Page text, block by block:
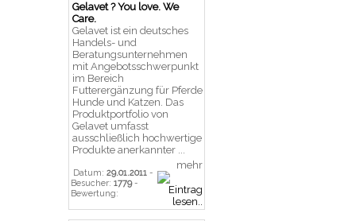
Gelavet ? You love. We
Care.
Gelavet ist ein deutsches
Handels- und
Beratungsunternehmen
mit Angebotsschwerpunkt
im Bereich
Futterergänzung für Pferde
Hunde und Katzen. Das
Produktportfolio von
Gelavet umfasst
ausschließlich hochwertige
Produkte anerkannter ...
Datum: 29.01.2011 -
Besucher: 1779-
Bewertung:
mehr